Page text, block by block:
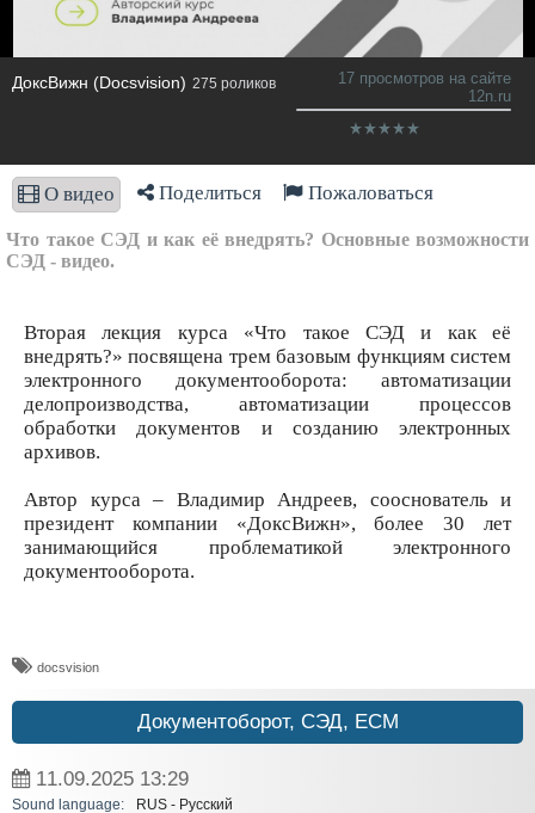
ДоксВижн (Docsvision) 275 роликов
17 просмотров на сайте
12n.ru
О видео Поделиться Пожаловаться
Что такое СЭД и как её внедрять? Основные возможности
СЭД - видео.
Вторая лекция курса «Что такое СЭД и как её
внедрять?» посвящена трем базовым функциям систем
электронного документооборота: автоматизации
делопроизводства, автоматизации процессов
обработки документов и созданию электронных
архивов.
Автор курса – Владимир Андреев, сооснователь и
президент компании «ДоксВижн», более 30 лет
занимающийся проблематикой электронного
документооборота.
docsvision
Документоборот, СЭД, ECM
11.09.2025 13:29
Sound language:
RUS - Русский